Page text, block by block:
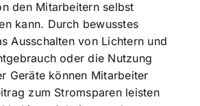
den Mitarbeitern selbst
kann. Durch bewusstes
Ausschalten von Lichtern und
oder die Nutzung
Geräte können Mitarbeiter
zum Stromsparen leisten